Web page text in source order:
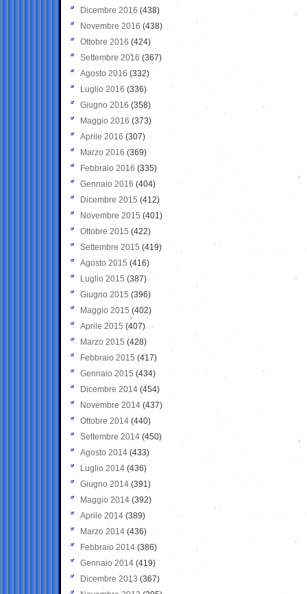
Dicembre 2016 (438)
Novembre 2016 (438)
Ottobre 2016 (424)
Settembre 2016 (367)
Agosto 2016 (332)
Luglio 2016 (336)
Giugno 2016 (358)
Maggio 2016 (373)
Aprile 2016 (307)
Marzo 2016 (369)
Febbraio 2016 (335)
Gennaio 2016 (404)
Dicembre 2015 (412)
Novembre 2015 (401)
Ottobre 2015 (422)
Settembre 2015 (419)
Agosto 2015 (416)
Luglio 2015 (387)
Giugno 2015 (396)
Maggio 2015 (402)
Aprile 2015 (407)
Marzo 2015 (428)
Febbraio 2015 (417)
Gennaio 2015 (434)
Dicembre 2014 (454)
Novembre 2014 (437)
Ottobre 2014 (440)
Settembre 2014 (450)
Agosto 2014 (433)
Luglio 2014 (436)
Giugno 2014 (391)
Maggio 2014 (392)
Aprile 2014 (389)
Marzo 2014 (436)
Febbraio 2014 (386)
Gennaio 2014 (419)
Dicembre 2013 (367)